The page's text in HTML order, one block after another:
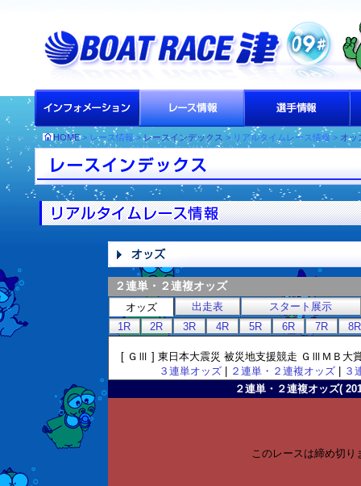
HOME> レース情報 >レースインデックス > リアルタイムレース情報 > オッ
２連単・２連複オッズ
オッズ 出走表
スタート展示
1R
2R 3R 4R 5R 6R 7R 8R
[ ＧⅢ ] 東日本大震災 被災地支援競走 ＧⅢＭＢ大
３連単オッズ| ２連単・２連複オッズ|
３
２連単・２連複オッズ(
このレースは締め切り